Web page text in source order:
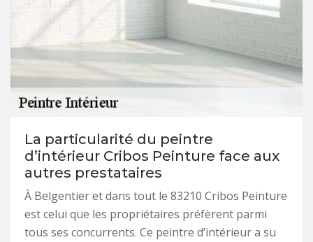
La particularité du peintre
d’intérieur Cribos Peinture face aux
autres prestataires
À Belgentier et dans tout le 83210 Cribos Peinture
est celui que les propriétaires préfèrent parmi
tous ses concurrents. Ce peintre d’intérieur a su